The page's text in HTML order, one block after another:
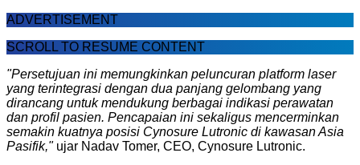
ADVERTISEMENT
SCROLL TO RESUME CONTENT
"Persetujuan ini memungkinkan peluncuran platform laser
yang terintegrasi dengan dua panjang gelombang yang
dirancang untuk mendukung berbagai indikasi perawatan
dan profil pasien. Pencapaian ini sekaligus mencerminkan
semakin kuatnya posisi Cynosure Lutronic di kawasan Asia
Pasifik,"ujar Nadav Tomer, CEO, Cynosure Lutronic.